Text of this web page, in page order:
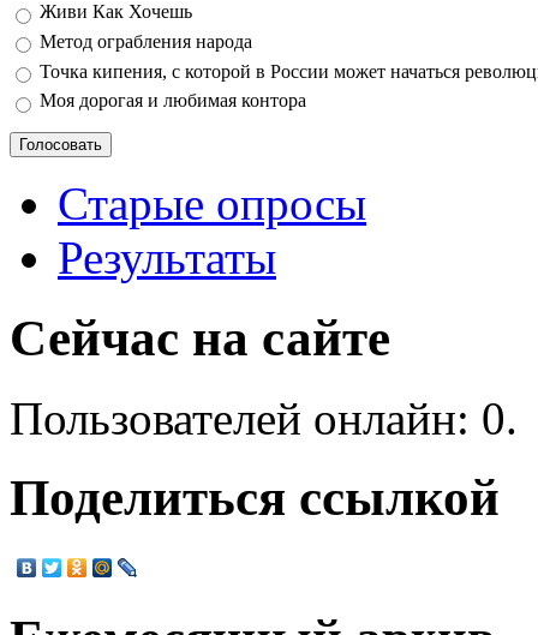
Варианты
Живи Как Хочешь
Метод ограбления народа
Точка кипения, с которой в России может начаться
Моя дорогая и любимая контора
Старые опросы
Результаты
Сейчас на сайте
Пользователей онлайн: 0.
Поделиться ссылкой